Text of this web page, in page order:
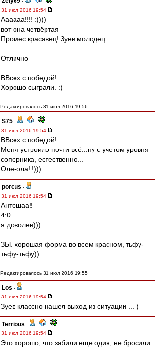
-
31 июл 2016 19:54
Аааааа!!!! :))))
вот она четвёртая
Промес красавец! Зуев молодец.
Отлично
ВВсех с победой!
Хорошо сыграли. :)
Редактировалось 31 июл 2016 19:56
S75 -
31 июл 2016 19:54
ВВсех с победой!
Меня устроило почти всё...ну с учетом уровня
соперника, естественно...
Оле-ола!!!)))
porcus -
31 июл 2016 19:54
Антошаа!!
4:0
я доволен)))
ЗЫ. хорошая форма во всем красном, тьфу-
тьфу-тьфу))
Редактировалось 31 июл 2016 19:55
Los -
31 июл 2016 19:54
Зуев классно нашел выход из ситуации ... )
Terrious -
31 июл 2016 19:54
Это хорошо, что забили еще один, не бросили